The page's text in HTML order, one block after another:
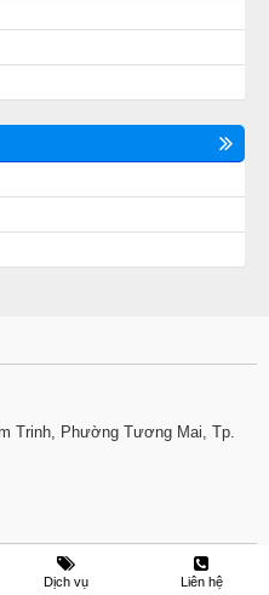
Trinh, Phường Tương Mai, Tp.
Dịch vụ Liên hệ